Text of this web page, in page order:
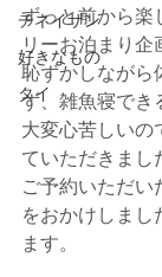
チネイザン
好きなもの
タイ
ずっと前から楽
リーお泊まり企
恥ずかしながら
ず、雑魚寝でき
大変心苦しいの
ていただきまし
ご予約いただ
をおかけしまし
ます。